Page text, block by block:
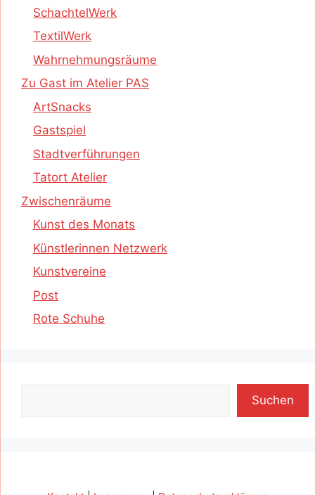
SchachtelWerk
TextilWerk
Wahrnehmungsräume
Zu Gast im Atelier PAS
ArtSnacks
Gastspiel
Stadtverführungen
Tatort Atelier
Zwischenräume
Kunst des Monats
Künstlerinnen Netzwerk
Kunstvereine
Post
Rote Schuhe
Suchen